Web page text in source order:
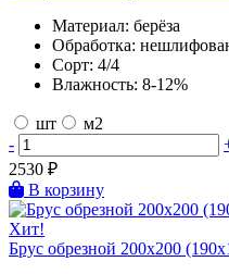
Материал: берёза
Обработка:
Сорт: 4/4
Влажность: 8-12%
шт
м2
-
2530 ₽
В корзину
Хит!
Брус обрезной 200х200